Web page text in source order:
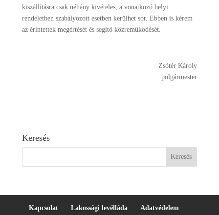
kiszállításra csak néhány kivételes, a vonatkozó helyi
rendeletben szabályozott esetben kerülhet sor. Ebben is kérem
az érintettek megértését és segítő közreműködését.
Zsótér Károly
polgármester
Keresés
Kapcsolat Lakossági levélláda Adatvédelem